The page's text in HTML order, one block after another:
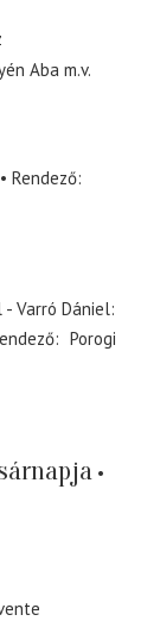
Aba m.v.
Rendező
- Varró Dániel
Porogi